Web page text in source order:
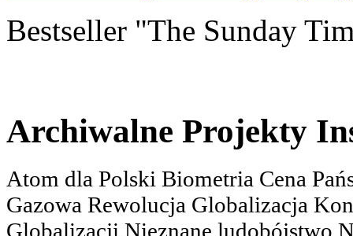
Bestseller "The Sunday
Archiwalne Projekty
Atom dla Polski Biometria Cena
Gazowa Rewolucja Globalizacja
Globalizacji Nieznane ludobójstwo